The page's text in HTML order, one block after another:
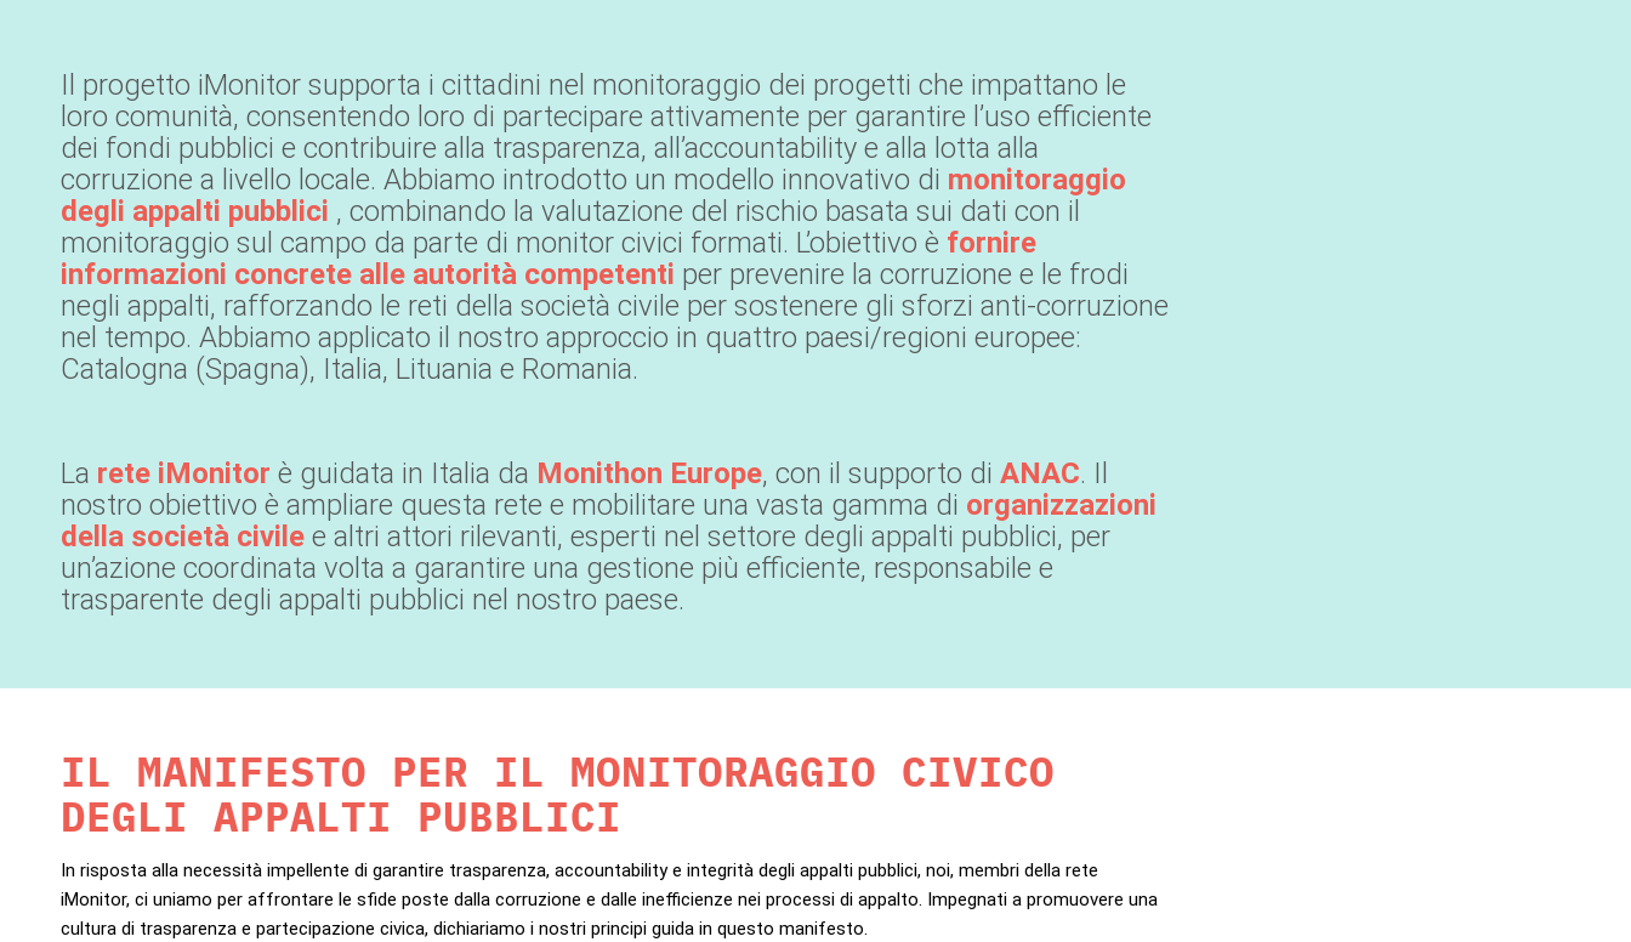
Il progetto iMonitor supporta i cittadini nel monitoraggio dei progetti che impattano le
loro comunità, consentendo loro di partecipare attivamente per garantire l’uso efficiente
dei fondi pubblici e contribuire alla trasparenza, all’accountability e alla lotta alla
corruzione a livello locale. Abbiamo introdotto un modello innovativo di monitoraggio
degli appalti pubblici , combinando la valutazione del rischio basata sui dati con il
monitoraggio sul campo da parte di monitor civici formati. L’obiettivo è fornire
informazioni concrete alle autorità competenti per prevenire la corruzione e le frodi
negli appalti, rafforzando le reti della società civile per sostenere gli sforzi anti-corruzione
nel tempo. Abbiamo applicato il nostro approccio in quattro paesi/regioni europee:
Catalogna (Spagna), Italia, Lituania e Romania.
La rete iMonitor è guidata in Italia da Monithon Europe, con il supporto di ANAC. Il
nostro obiettivo è ampliare questa rete e mobilitare una vasta gamma di organizzazioni
della società civile e altri attori rilevanti, esperti nel settore degli appalti pubblici, per
un’azione coordinata volta a garantire una gestione più efficiente, responsabile e
trasparente degli appalti pubblici nel nostro paese.
IL MANIFESTO PER IL MONITORAGGIO CIVICO
DEGLI APPALTI PUBBLICI
In risposta alla necessità impellente di garantire trasparenza, accountabilitye integrità degli appalti pubblici, noi, membri della rete
iMonitor, ci uniamo per affrontare le sfide poste dalla corruzione e dalle inefficienze nei processi di appalto. Impegnati a promuovere una
cultura di trasparenza e partecipazione civica, dichiariamo i nostri principi guida in questo manifesto.